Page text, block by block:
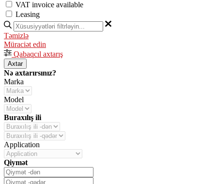
VAT invoice available
Leasing
Təmizlə
Müraciət edin
Qabaqcıl axtarış
Axtar
Nə axtarırsınız?
Marka
Model
Buraxılış ili
Application
Qiymət